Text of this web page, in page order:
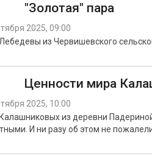
"Золотая" пара
2025, 09:00
из Червишевского
Ценности мира
2025, 10:00
из деревни
И ни разу об этом не